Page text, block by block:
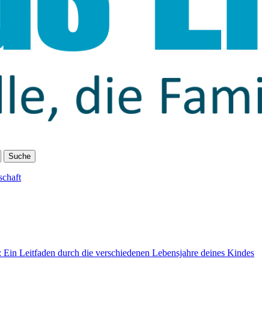
Leitfaden durch die verschiedenen Lebensjahre deines Kindes